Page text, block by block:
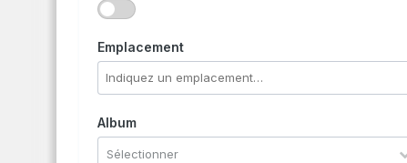
Emplacement
Album
Sélectionner